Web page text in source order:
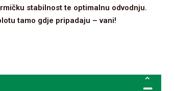
stabilnost te optimalnu odvodnju.
tamo gdje pripadaju – vani!